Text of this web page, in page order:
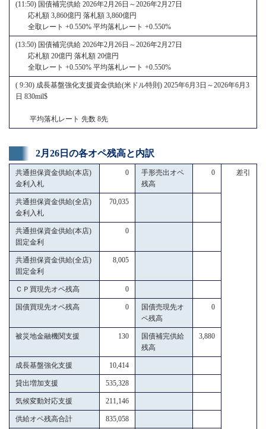
(11:50) 国債補完供給 2026年2月26日～2026年2月27日
応札額 3,860億円 落札額 3,860億円
全取レート +0.550% 平均落札レート +0.550%
(13:50) 国債補完供給 2026年2月26日～2026年2月27日
応札額 20億円 落札額 20億円
全取レート +0.550% 平均落札レート +0.550%
( 9:30) 成長基盤強化支援資金供給(米ドル特則) 2025年6月3日～2026年6月3
日 830mil$
平均落札レート 先数 8先
2月26日の各オペ残高と内訳
共通担保資金供給(本店)
金利入札
0
手形売出オペ
残高
0 差引
共通担保資金供給(全店)
金利入札
70,035
共通担保資金供給(本店)
固定金利
0
共通担保資金供給(全店)
固定金利
8,005
ＣＰ買現先オペ残高 0
国債買現先オペ残高 0
国債売現先オ
ペ残高
0
被災地金融機関支援 130
国債補完供給
残高
3,880
成長基盤強化支援 10,414
貸出増加支援 535,328
気候変動対応支援 211,146
供給オペ残高合計 835,058